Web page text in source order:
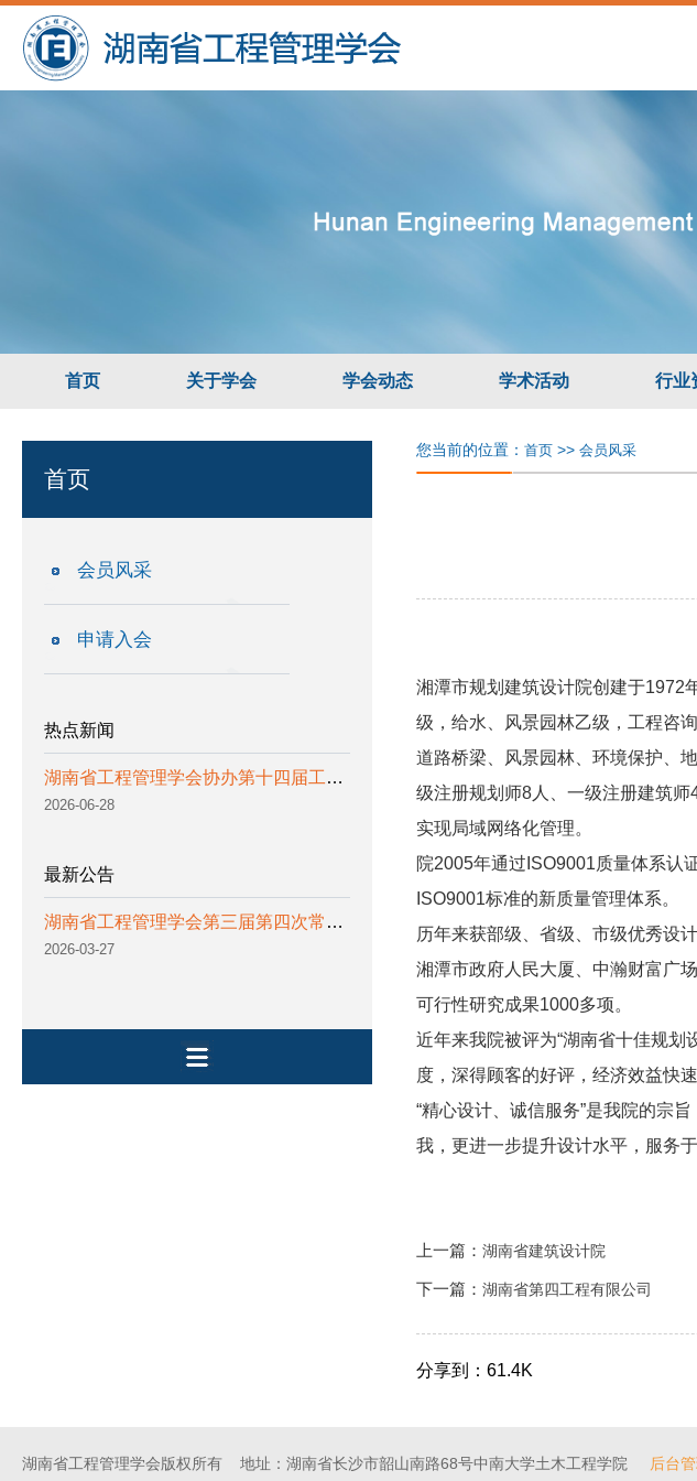
首页 关于学会 学会动态 学术活动 行业
首页
会员风采
申请入会
热点新闻
湖南省工程管理学会协办第十四届工程管理国际学术研讨会 暨2026北京工程管理科学高端论坛
2026-06-28
最新公告
湖南省工程管理学会第三届第四次常务理事会会议通知
2026-03-27
您当前的位置： 首页>> 会员风采
湘潭市规划建筑设计院创建于1972
级，给水、风景园林乙级，工程咨
道路桥梁、风景园林、环境保护、
级注册规划师8人、一级注册建筑
实现局域网络化管理。
院2005年通过ISO9001质量体系认
ISO9001标准的新质量管理体系。
历年来获部级、省级、市级优秀设
湘潭市政府人民大厦、中瀚财富广
可行性研究成果1000多项。
近年来我院被评为“湖南省十佳规划
度，深得顾客的好评，经济效益快速
“精心设计、诚信服务”是我院的宗
我，更进一步提升设计水平，服务于
上一篇： 湖南省建筑设计院
下一篇： 湖南省第四工程有限公司
分享到： 61.4K
湖南省工程管理学会版权所有 地址：湖南省长沙市韶山南路68号中南大学土木工程学院 后台